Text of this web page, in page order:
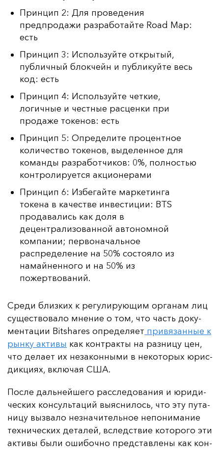
Принцип 2: Для проведения
предпродажи разработайте Road Map:
есть
Принцип 3: Используйте открытый,
публичный блокчейн и публикуйте весь
код: есть
Принцип 4: Используйте четкие,
логичные и честные расценки при
продаже токенов: есть
Принцип 5: Определите процентное
количество токенов, выделенное для
команды разработчиков: 0%, полностью
контролируется акционерами
Принцип 6: Избегайте маркетинга
токена в качестве инвестиции: BTS
продавались как доля в
децентрализованной автономной
компании; первоначальное
распределение на 50% состояло из
намайненного и на 50% из
пожертвований.
Сре­ди близ­ких к ре­гу­ли­ру­ющим ор­га­нам лиц
су­щес­тво­ва­ло мне­ние о том, что часть до­ку­
мен­та­ции Bitshares оп­ре­де­ля­ет при­вя­зан­ные к
рын­ку ак­ти­вы как кон­трак­ты на раз­ни­цу цен,
что де­ла­ет их не­за­кон­ны­ми в не­ко­то­рых юрис­
дик­ци­ях, вклю­чая США.
Пос­ле даль­ней­ше­го рас­сле­до­ва­ния и юри­ди­
чес­ких кон­суль­та­ций вы­яс­ни­лось, что эту пу­та­
ни­цу выз­ва­ло нез­на­чи­тель­ное не­по­ни­ма­ние
тех­ни­чес­ких де­та­лей, вследс­твие ко­то­ро­го эти
ак­ти­вы бы­ли оши­боч­но пред­став­ле­ны как кон­